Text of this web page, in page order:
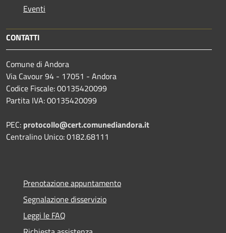
Eventi
CONTATTI
Comune di Andora
Via Cavour 94 - 17051 - Andora
Codice Fiscale: 00135420099
Partita IVA: 00135420099
PEC: protocollo@cert.comunediandora.it
Centralino Unico: 0182.68111
Prenotazione appuntamento
Segnalazione disservizio
Leggi le FAQ